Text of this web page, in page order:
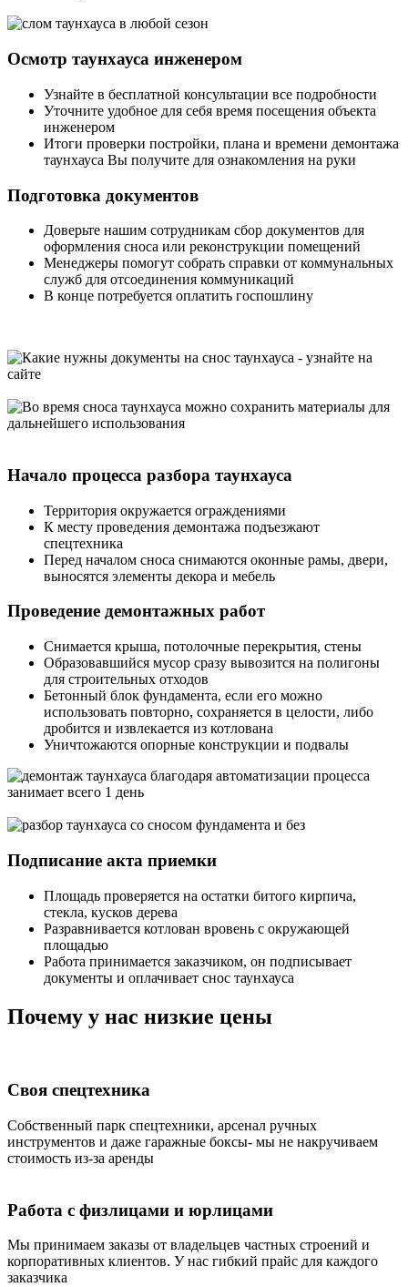
Осмотр таунхауса инженером
Узнайте в бесплатной консультации все подробности
Уточните удобное для себя время посещения объекта
инженером
Итоги проверки постройки, плана и времени демонтажа
таунхауса Вы получите для ознакомления на руки
Подготовка документов
Доверьте нашим сотрудникам сбор документов для
оформления сноса или реконструкции помещений
Менеджеры помогут собрать справки от коммунальных
служб для отсоединения коммуникаций
В конце потребуется оплатить госпошлину
Начало процесса разбора таунхауса
Территория окружается ограждениями
К месту проведения демонтажа подъезжают
спецтехника
Перед началом сноса снимаются оконные рамы, двери,
выносятся элементы декора и мебель
Проведение демонтажных работ
Снимается крыша, потолочные перекрытия, стены
Образовавшийся мусор сразу вывозится на полигоны
для строительных отходов
Бетонный блок фундамента, если его можно
использовать повторно, сохраняется в целости, либо
дробится и извлекается из котлована
Уничтожаются опорные конструкции и подвалы
Подписание акта приемки
Площадь проверяется на остатки битого кирпича,
стекла, кусков дерева
Разравнивается котлован вровень с окружающей
площадью
Работа принимается заказчиком, он подписывает
документы и оплачивает снос таунхауса
Почему у нас низкие цены
Своя спецтехника
Собственный парк спецтехники, арсенал ручных
инструментов и даже гаражные боксы- мы не накручиваем
стоимость из-за аренды
Работа с физлицами и юрлицами
Мы принимаем заказы от владельцев частных строений и
корпоративных клиентов. У нас гибкий прайс для каждого
заказчика